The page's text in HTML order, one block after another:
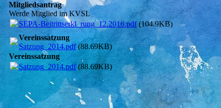
Mitgliedsantrag
Werde Mitglied im KVSL
SEPA-Beitrittserkl_rung_12.2016.pdf(104.9KB)
Vereinssatzung
Satzung_2014.pdf(88.69KB)
Vereinssatzung
Satzung_2014.pdf(88.69KB)